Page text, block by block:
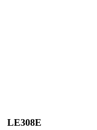
LE308E